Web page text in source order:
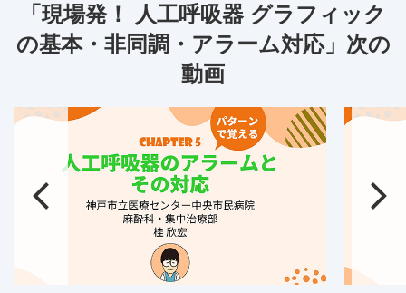
「現場発！ 人工呼吸器 グラフィック
の基本・非同調・アラーム対応」次の
動画